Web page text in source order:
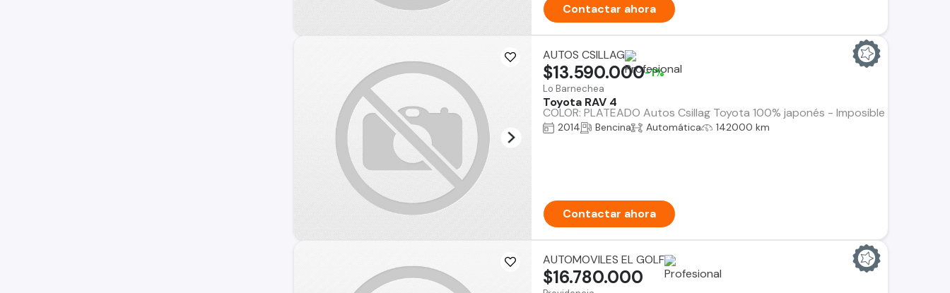
Contactar ahora
AUTOS CSILLAG
Lo Barnechea
Toyota RAV 4
COLOR: PLATEADO Autos Csillag Toyota 100% japonés - Imposible mejor
$13.590.000-1%
2014 Bencina Automática 142000 km
Contactar ahora
AUTOMOVILES EL GOLF
$16.780.000